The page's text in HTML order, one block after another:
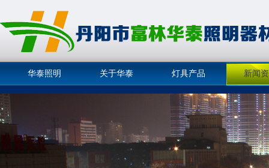
华泰照明 关于华泰 灯具产品 新闻